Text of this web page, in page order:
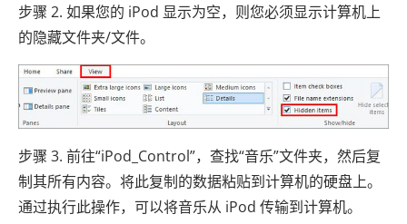
步骤 2. 如果您的 iPod 显示为空，则您必须显示计算机上
的隐藏文件夹/文件。
步骤 3. 前往“iPod_Control”，查找“音乐”文件夹，然后复
制其所有内容。将此复制的数据粘贴到计算机的硬盘上。
通过执行此操作，可以将音乐从 iPod 传输到计算机。